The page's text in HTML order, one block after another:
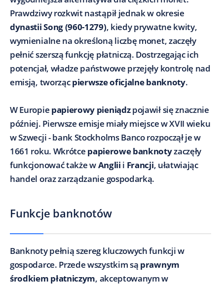
Prawdziwy rozkwit nastąpił jednak w okresie
dynastii Song (960-1279), kiedy prywatne kwity,
wymienialne na określoną liczbę monet, zaczęły
pełnić szerszą funkcję płatniczą. Dostrzegając ich
potencjał, władze państwowe przejęły kontrolę nad
emisją, tworzącpierwsze oficjalne banknoty.
W Europie papierowy pieniądzpojawił się znacznie
później. Pierwsze emisje miały miejsce w XVII wieku
w Szwecji - bank Stockholms Banco rozpoczął je w
1661 roku. Wkrótce papierowe banknotyzaczęły
funkcjonować także wAnglii i Francji, ułatwiając
handel oraz zarządzanie gospodarką.
Funkcje banknotów
Banknoty pełnią szereg kluczowych funkcji w
gospodarce. Przede wszystkim są prawnym
środkiem płatniczym, akceptowanym w